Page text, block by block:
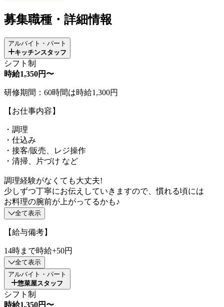
募集職種・詳細情報
アルバイト・パート
キッチンスタッフ
シフト制
時給1,350円〜
研修期間：60時間は時給1,300円
【お仕事内容】
・調理
・仕込み
・接客/販売、レジ操作
・清掃、片づけ など
調理経験がなくても大丈夫!
少しずつ丁寧にお伝えしていきますので、慣れる頃には
お料理の腕前が上がってるかも♪
全て表示
【給与備考】
14時まで時給+50円
全て表示
アルバイト・パート
惣菜屋スタッフ
シフト制
時給1,350円〜